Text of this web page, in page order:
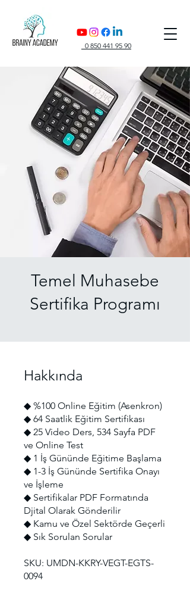
0 850 441 95 90
Temel Muhasebe
Sertifika Programı
Hakkında
◆ %100 Online Eğitim (Asenkron)
◆ 64 Saatlik Eğitim Sertifikası
◆ 25 Video Ders, 534 Sayfa PDF
ve Online Test
◆ 1 İş Gününde Eğitime Başlama
◆ 1-3 İş Gününde Sertifika Onayı
ve İşleme
◆ Sertifikalar PDF Formatında
Djital Olarak Gönderilir
◆ Kamu ve Özel Sektörde Geçerli
◆ Sık Sorulan Sorular
SKU: UMDN-KKRY-VEGT-EGTS-
0094